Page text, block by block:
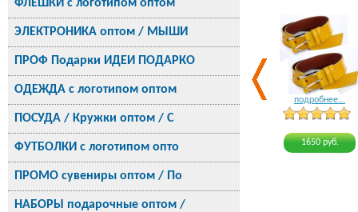
ФЛЕШКИ с логотипом оптом
ЭЛЕКТРОНИКА оптом / МЫШИ
ПРОФ Подарки ИДЕИ ПОДАРКО
ОДЕЖДА с логотипом оптом
ПОСУДА / Кружки оптом / С
ФУТБОЛКИ с логотипом опто
ПРОМО сувениры оптом / По
НАБОРЫ подарочные оптом /
подробнее...
1650 руб.